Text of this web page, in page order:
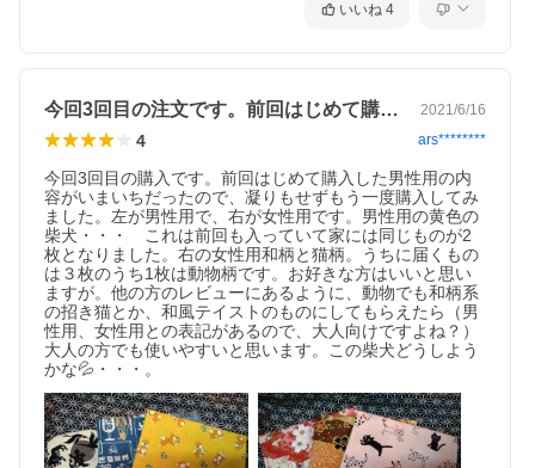
いいね 4
今回3回目の注文です。前回はじめて購入… 2021/6/16
4 ars********
今回3回目の購入です。前回はじめて購入した男性用の内
容がいまいちだったので、凝りもせずもう一度購入してみ
ました。左が男性用で、右が女性用です。男性用の黄色の
柴犬・・・　これは前回も入っていて家には同じものが2
枚となりました。右の女性用和柄と猫柄。うちに届くもの
は３枚のうち1枚は動物柄です。お好きな方はいいと思い
ますが。他の方のレビューにあるように、動物でも和柄系
の招き猫とか、和風テイストのものにしてもらえたら（男
性用、女性用との表記があるので、大人向けですよね？）
大人の方でも使いやすいと思います。この柴犬どうしよう
かな💦・・・。